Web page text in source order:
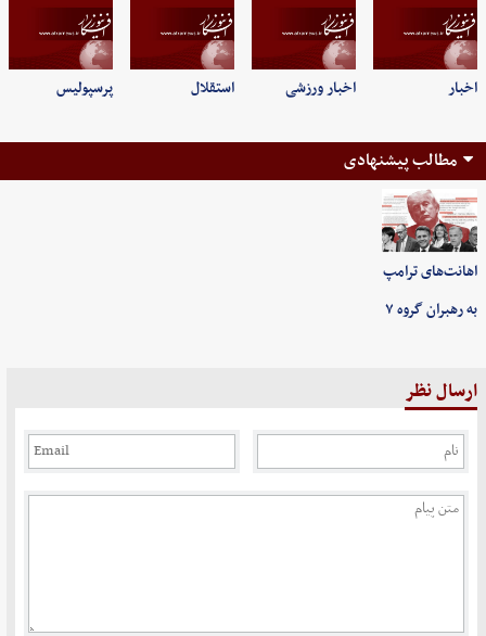
اخبار اخبار ورزشی استقلال پرسپولیس
مطالب پیشنهادی
اهانت‌های ترامپ
به رهبران گروه ۷
ارسال نظر